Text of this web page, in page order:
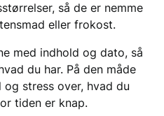
så de er nemme
eller frokost.
med indhold og dato, så
du har. På den måde
stress over, hvad du
tiden er knap.